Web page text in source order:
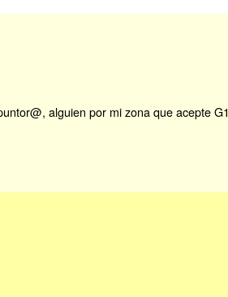
alguien por mi zona que acepte G1